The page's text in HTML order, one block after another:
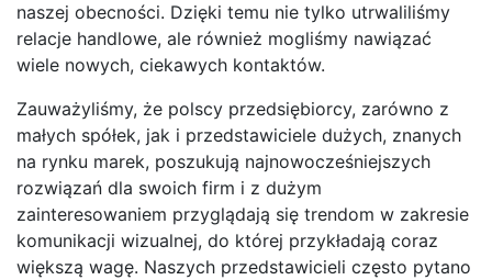
naszej obecności. Dzięki temu nie tylko utrwaliliśmy
relacje handlowe, ale również mogliśmy nawiązać
wiele nowych, ciekawych kontaktów.
Zauważyliśmy, że polscy przedsiębiorcy, zarówno z
małych spółek, jak i przedstawiciele dużych, znanych
na rynku marek, poszukują najnowocześniejszych
rozwiązań dla swoich firm i z dużym
zainteresowaniem przyglądają się trendom w zakresie
komunikacji wizualnej, do której przykładają coraz
większą wagę. Naszych przedstawicieli często pytano